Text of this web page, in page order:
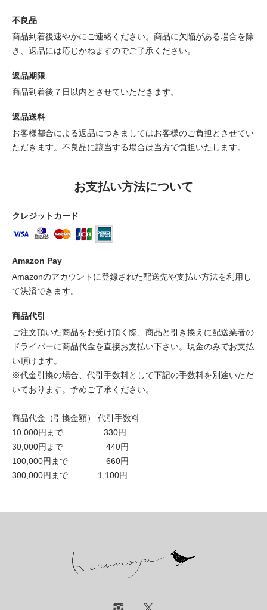
不良品
商品到着後速やかにご連絡ください。商品に欠陥がある場合を除
き、返品には応じかねますのでご了承ください。
返品期限
商品到着後７日以内とさせていただきます。
返品送料
お客様都合による返品につきましてはお客様のご負担とさせてい
ただきます。不良品に該当する場合は当方で負担いたします。
お支払い方法について
クレジットカード
Amazon Pay
Amazonのアカウントに登録された配送先や支払い方法を利用し
て決済できます。
商品代引
ご注文頂いた商品をお受け頂く際、商品と引き換えに配送業者の
ドライバーに商品代金を直接お支払い下さい。現金のみでお支払
い頂けます。
※代金引換の場合、代引手数料として下記の手数料を別途いただ
いております。予めご了承ください。
商品代金（引換金額） 代引手数料
10,000円まで 330円
30,000円まで 440円
100,000円まで 660円
300,000円まで 1,100円